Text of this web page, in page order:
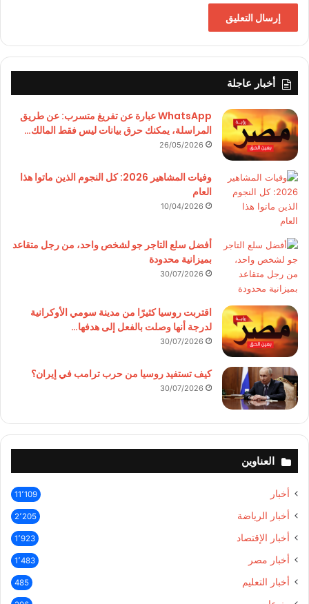
أخبار عاجلة
WhatsApp عبارة عن تفريغ متسرب: عن طريق
المراسلة، يمكنك حرق بيانات ليس فقط المالك…
26/05/2026
وفيات المشاهير 2026: كل النجوم الذين ماتوا هذا
العام
10/04/2026
أفضل سلع التاجر جو لشخص واحد، من رجل متقاعد
بميزانية محدودة
30/07/2026
اقتربت روسيا كثيرًا من مدينة سومي الأوكرانية
لدرجة أنها وصلت بالفعل إلى هدفها…
30/07/2026
كيف تستفيد روسيا من حرب ترامب في إيران؟
30/07/2026
العناوين
أخبار 11٬109
أخبار الرياضة 2٬205
أخبار الإقتصاد 1٬923
أخبار مصر 1٬483
أخبار التعليم 485